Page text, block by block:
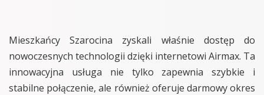
Mieszkańcy Szarocina zyskali właśnie dostęp do
nowoczesnych technologii dzięki internetowi Airmax. Ta
innowacyjna usługa nie tylko zapewnia szybkie i
stabilne połączenie, ale również oferuje darmowy okres